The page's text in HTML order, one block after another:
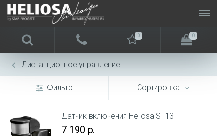
0 0
Дистанционное управление
Фильтр Сортировка
Датчик включения Heliosa ST13
7 190 р.